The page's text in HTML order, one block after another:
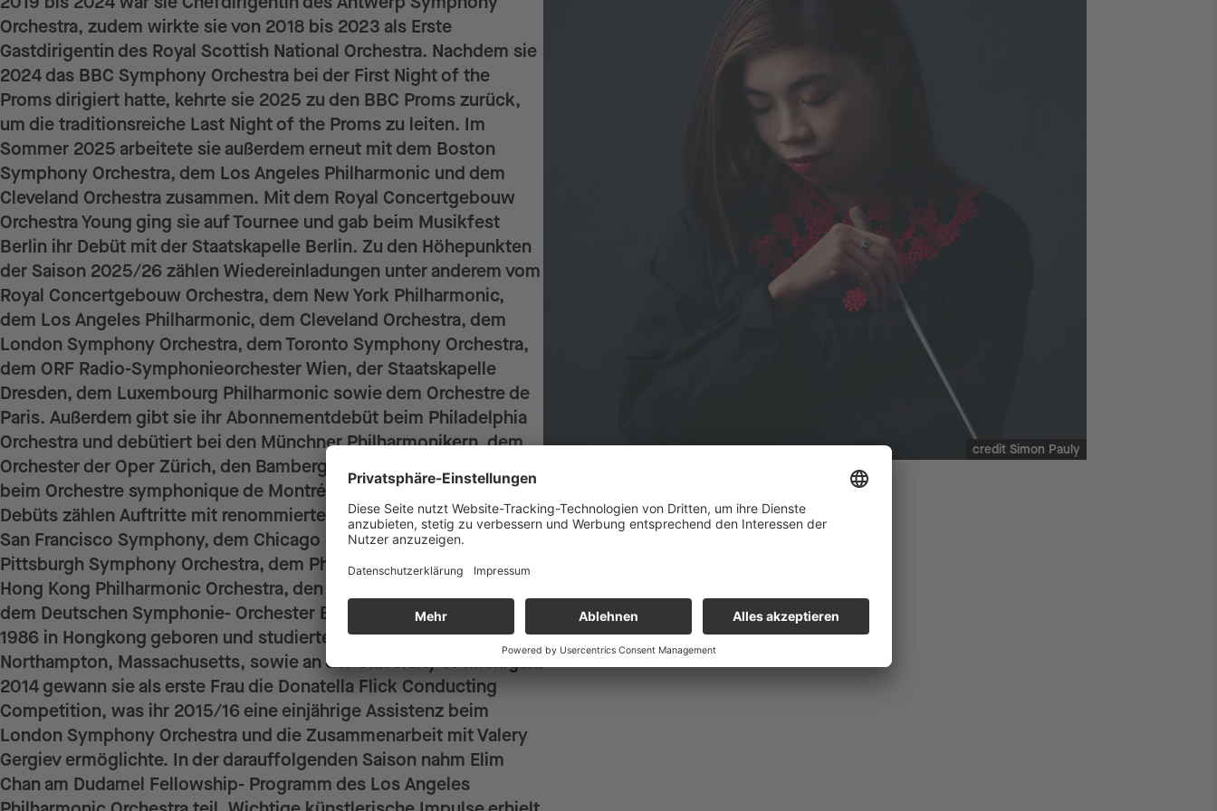
Orchestra, zudem wirkte sie von 2018 bis 2023 als Erste
Gastdirigentin des Royal Scottish National Orchestra. Nachdem sie
2024 das BBC Symphony Orchestra bei der First Night of the
Proms dirigiert hatte, kehrte sie 2025 zu den BBC Proms zurück,
um die traditionsreiche Last Night of the Proms zu leiten. Im
Sommer 2025 arbeitete sie außerdem erneut mit dem Boston
Symphony Orchestra, dem Los Angeles Philharmonic und dem
Cleveland Orchestra zusammen. Mit dem Royal Concertgebouw
Orchestra Young ging sie auf Tournee und gab beim Musikfest
Berlin ihr Debüt mit der Staatskapelle Berlin. Zu den Höhepunkten
der Saison 2025/26 zählen Wiedereinladungen unter anderem vom
Royal Concertgebouw Orchestra, dem New York Philharmonic,
dem Los Angeles Philharmonic, dem Cleveland Orchestra, dem
London Symphony Orchestra, dem Toronto Symphony Orchestra,
dem ORF Radio-Symphonieorchester Wien, der Staatskapelle
Dresden, dem Luxembourg Philharmonic sowie dem Orchestre de
Paris. Außerdem gibt sie ihr Abonnementdebüt beim Philadelphia
Orchestra und debütiert bei den Münchner Philharmonikern, dem
Orchester der Oper Zürich, den Bamberger Symphonikern sowie
beim Orchestre symphonique de Montréal. Zu ihren bisherigen
Debüts zählen Auftritte mit renommierten Klangkörpern wie dem
San Francisco Symphony, dem Chicago Symphony Orchestra, dem
Pittsburgh Symphony Orchestra, dem Philharmonia Orchestra, dem
Hong Kong Philharmonic Orchestra, den Wiener Symphonikern und
dem Deutschen Symphonie- Orchester Berlin. Elim Chan wurde
1986 in Hongkong geboren und studierte am Smith College in
Northampton, Massachusetts, sowie an der University of Michigan.
2014 gewann sie als erste Frau die Donatella Flick Conducting
Competition, was ihr 2015/16 eine einjährige Assistenz beim
London Symphony Orchestra und die Zusammenarbeit mit Valery
Gergiev ermöglichte. In der darauffolgenden Saison nahm Elim
Chan am Dudamel Fellowship- Programm des Los Angeles
credit Simon Pauly